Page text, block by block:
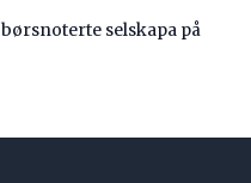
selskapa på